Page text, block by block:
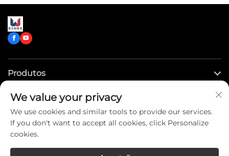
Produtos
Links Rápidos
Entre em Contato Conosco
We value your privacy
We use cookies and similar tools to provide our services.
If you don't want to accept all cookies, click Personalize
cookies.